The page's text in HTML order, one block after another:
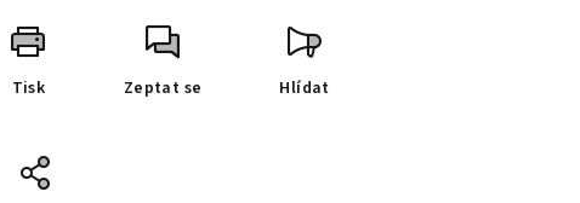
Tisk Zeptat se Hlídat